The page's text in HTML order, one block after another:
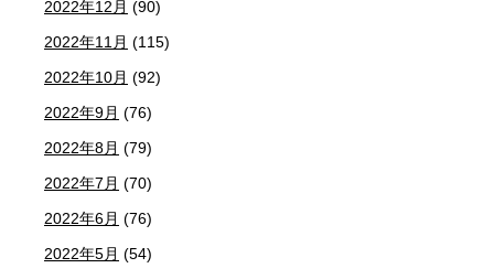
2022年12月 (90)
2022年11月 (115)
2022年10月 (92)
2022年9月 (76)
2022年8月 (79)
2022年7月 (70)
2022年6月 (76)
2022年5月 (54)